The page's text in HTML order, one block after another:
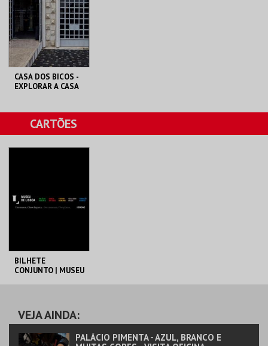
MAIS INFO
COMPRAR
CASA DOS BICOS -
EXPLORAR A CASA
PORTUGUESA
ML - PALÁCIO
PIMENTA
CARTÕES
BILHETE
CONJUNTO | MUSEU
AQUISIÇÃO
MAIS INFO
VEJA AINDA:
PALÁCIO PIMENTA - AZUL, BRANCO E